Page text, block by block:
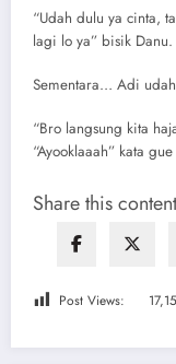
“Udah dulu ya cinta,
lagi lo ya” bisik
Sementara… Adi
“Bro langsung kita
“Ayooklaaah” kata gue
Share this
Post Views: